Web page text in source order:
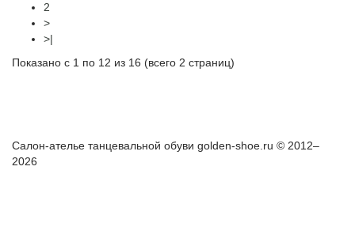
2
>
>|
Показано с 1 по 12 из 16 (всего 2 страниц)
Салон-ателье танцевальной обуви golden-shoe.ru © 2012–
2026